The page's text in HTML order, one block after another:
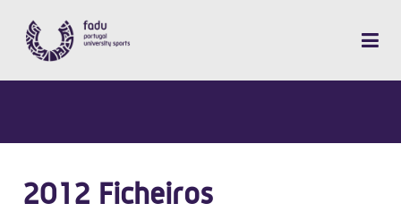
2012 Ficheiros